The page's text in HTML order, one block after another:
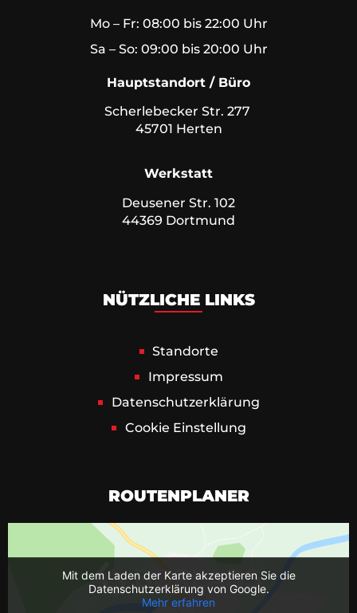
Mo – Fr: 08:00 bis 22:00 Uhr
Sa – So: 09:00 bis 20:00 Uhr
Hauptstandort / Büro
Scherlebecker Str. 277
45701 Herten
Werkstatt
Deusener Str. 102
44369 Dortmund
NÜTZLICHE LINKS
Standorte
Impressum
Datenschutz­erklärung
Cookie Einstellung
ROUTENPLANER
Mit dem Laden der Karte akzeptieren Sie die
Datenschutzerklärung von Google.
Mehr erfahren